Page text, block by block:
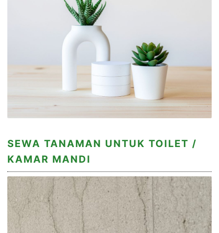
SEWA TANAMAN UNTUK TOILET /
KAMAR MANDI